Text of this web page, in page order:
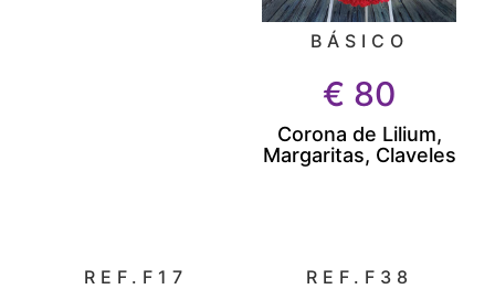
BÁSICO
€ 80
Corona de Lilium,
Margaritas, Claveles
REF.F17 REF.F38